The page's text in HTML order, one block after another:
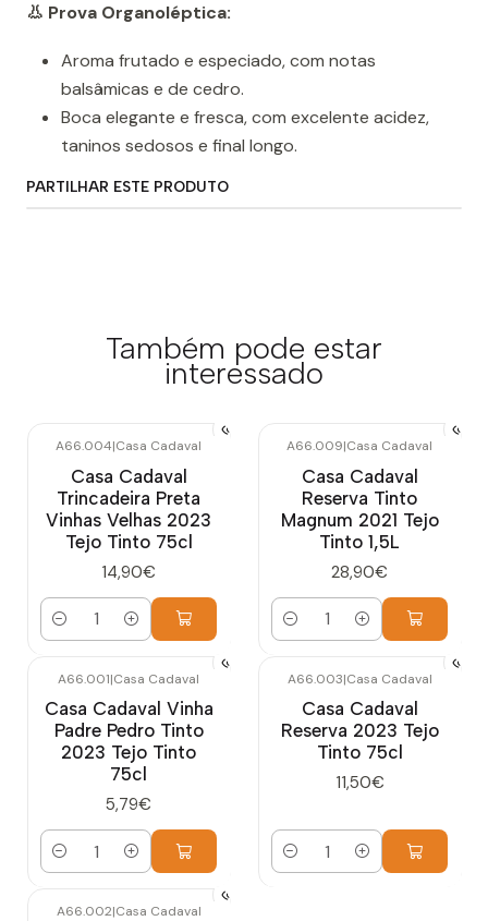
👃 Prova Organoléptica:
Aroma frutado e especiado, com notas
balsâmicas e de cedro.
Boca elegante e fresca, com excelente acidez,
taninos sedosos e final longo.
PARTILHAR ESTE PRODUTO
Também pode estar
interessado
A66.004|Casa Cadaval
Casa Cadaval
Trincadeira Preta
Vinhas Velhas 2023
Tejo Tinto 75cl
14,90€
Quantidade
A66.009|Casa Cadaval
Casa Cadaval
Reserva Tinto
Magnum 2021 Tejo
Tinto 1,5L
28,90€
Quantidade
A66.001|Casa Cadaval
Casa Cadaval Vinha
Padre Pedro Tinto
2023 Tejo Tinto
75cl
5,79€
Quantidade
A66.003|Casa Cadaval
Casa Cadaval
Reserva 2023 Tejo
Tinto 75cl
11,50€
Quantidade
A66.002|Casa Cadaval